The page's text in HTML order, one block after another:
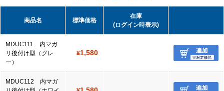
商品名 標準価格
在庫
(ログイン時表示)
MDUC111 内マガ
リ後付け型（グレ
ー）
¥1,580
MDUC112 内マガ